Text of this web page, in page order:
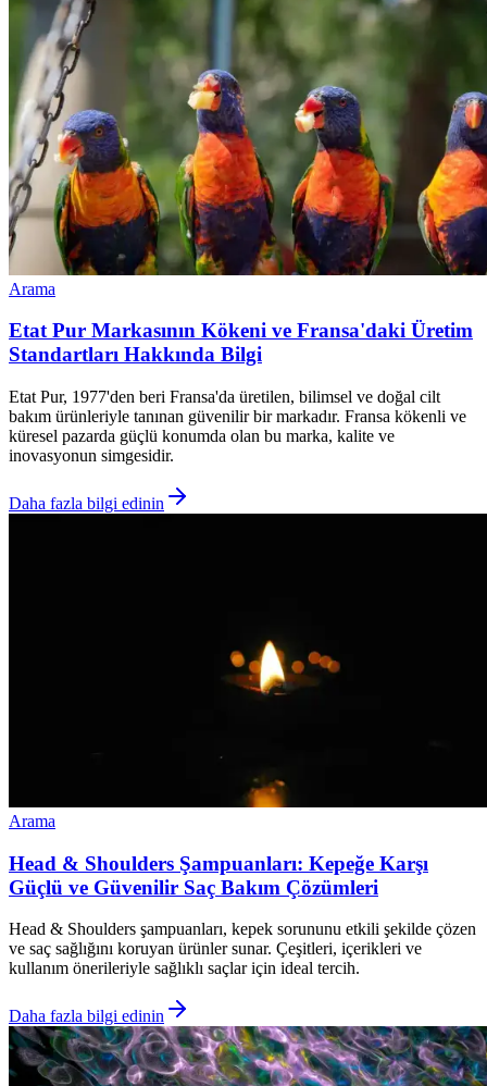
Arama
Etat Pur Markasının Kökeni ve Fransa'daki Üretim
Standartları Hakkında Bilgi
Etat Pur, 1977'den beri Fransa'da üretilen, bilimsel ve doğal cilt
bakım ürünleriyle tanınan güvenilir bir markadır. Fransa kökenli ve
küresel pazarda güçlü konumda olan bu marka, kalite ve
inovasyonun simgesidir.
Daha fazla bilgi edinin
Arama
Head & Shoulders Şampuanları: Kepeğe Karşı
Güçlü ve Güvenilir Saç Bakım Çözümleri
Head & Shoulders şampuanları, kepek sorununu etkili şekilde çözen
ve saç sağlığını koruyan ürünler sunar. Çeşitleri, içerikleri ve
kullanım önerileriyle sağlıklı saçlar için ideal tercih.
Daha fazla bilgi edinin